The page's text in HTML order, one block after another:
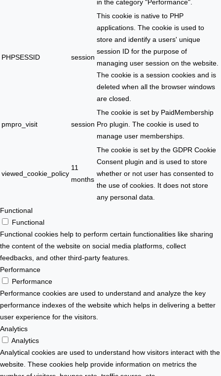
in the category "Performance".
PHPSESSID session
This cookie is native to PHP
applications. The cookie is used to
store and identify a users' unique
session ID for the purpose of
managing user session on the website.
The cookie is a session cookies and is
deleted when all the browser windows
are closed.
pmpro_visit session
The cookie is set by PaidMembership
Pro plugin. The cookie is used to
manage user memberships.
viewed_cookie_policy
11
months
The cookie is set by the GDPR Cookie
Consent plugin and is used to store
whether or not user has consented to
the use of cookies. It does not store
any personal data.
Functional
Functional
Functional cookies help to perform certain functionalities like sharing
the content of the website on social media platforms, collect
feedbacks, and other third-party features.
Performance
Performance
Performance cookies are used to understand and analyze the key
performance indexes of the website which helps in delivering a better
user experience for the visitors.
Analytics
Analytics
Analytical cookies are used to understand how visitors interact with the
website. These cookies help provide information on metrics the